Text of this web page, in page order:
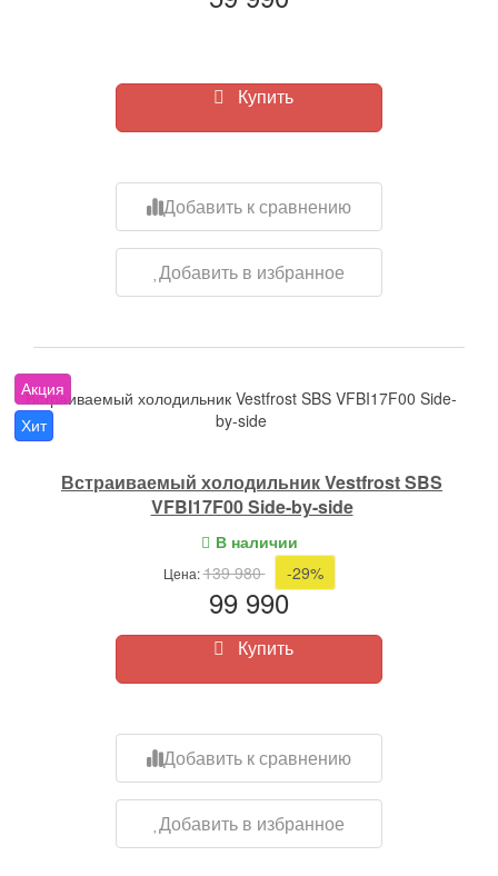
Купить
Добавить к сравнению
Добавить в избранное
Акция
Хит
Встраиваемый холодильник Vestfrost SBS VFBI17F00 Side-
by-side
Встраиваемый холодильник Vestfrost SBS
VFBI17F00 Side-by-side
В наличии
Цена:139 980 -29%
99 990
Купить
Добавить к сравнению
Добавить в избранное